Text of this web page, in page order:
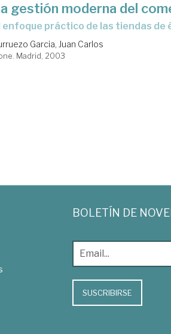
gestión moderna del
enfoque práctico de las tiendas de
Garcia, Juan Carlos
Madrid, 2003
BOLETÍN DE
SUSCRIBIRSE